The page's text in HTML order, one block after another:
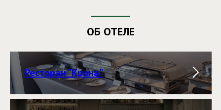
ОБ ОТЕЛЕ
Ресторан "Крона"